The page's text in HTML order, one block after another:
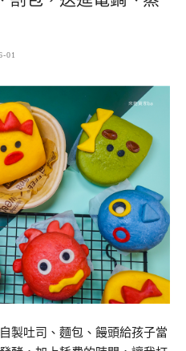
01
製吐司、麵包、饅頭給孩子當